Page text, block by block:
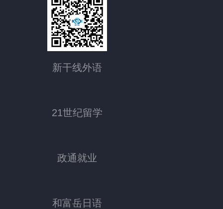
新干线外语
21世纪留学
政通就业
和富岳日语